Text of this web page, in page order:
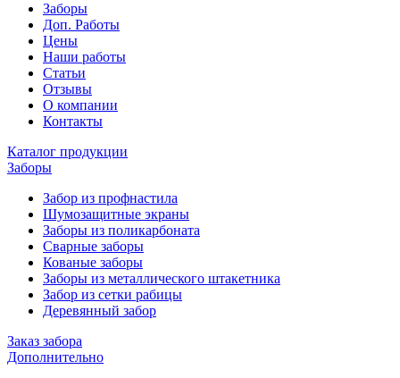
Заборы
Доп. Работы
Цены
Наши работы
Статьи
Отзывы
О компании
Контакты
Каталог продукции
Заборы
Забор из профнастила
Шумозащитные экраны
Заборы из поликарбоната
Сварные заборы
Кованые заборы
Заборы из металлического штакетника
Забор из сетки рабицы
Деревянный забор
Заказ забора
Дополнительно